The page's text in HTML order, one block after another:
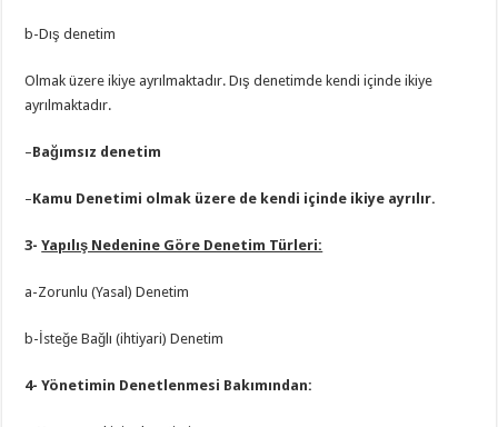
b-Dış denetim
Olmak üzere ikiye ayrılmaktadır. Dış denetimde kendi içinde ikiye
ayrılmaktadır.
–Bağımsız denetim
–Kamu Denetimi olmak üzere de kendi içinde ikiye ayrılır.
3-Yapılış Nedenine Göre Denetim Türleri:
a-Zorunlu (Yasal) Denetim
b-İsteğe Bağlı (ihtiyari) Denetim
4- Yönetimin Denetlenmesi Bakımından: